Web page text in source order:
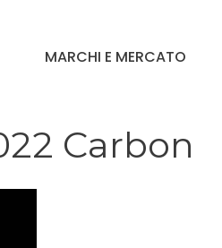
MARCHI E MERCATO
Carbon